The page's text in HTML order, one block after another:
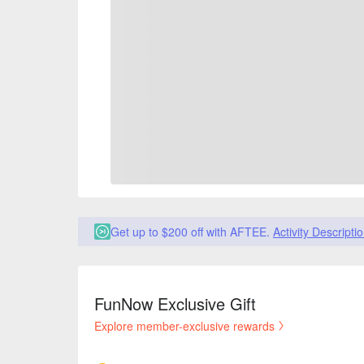
Get up to $200 off with AFTEE. Activity
FunNow Exclusive Gift
Explore member-exclusive rewards